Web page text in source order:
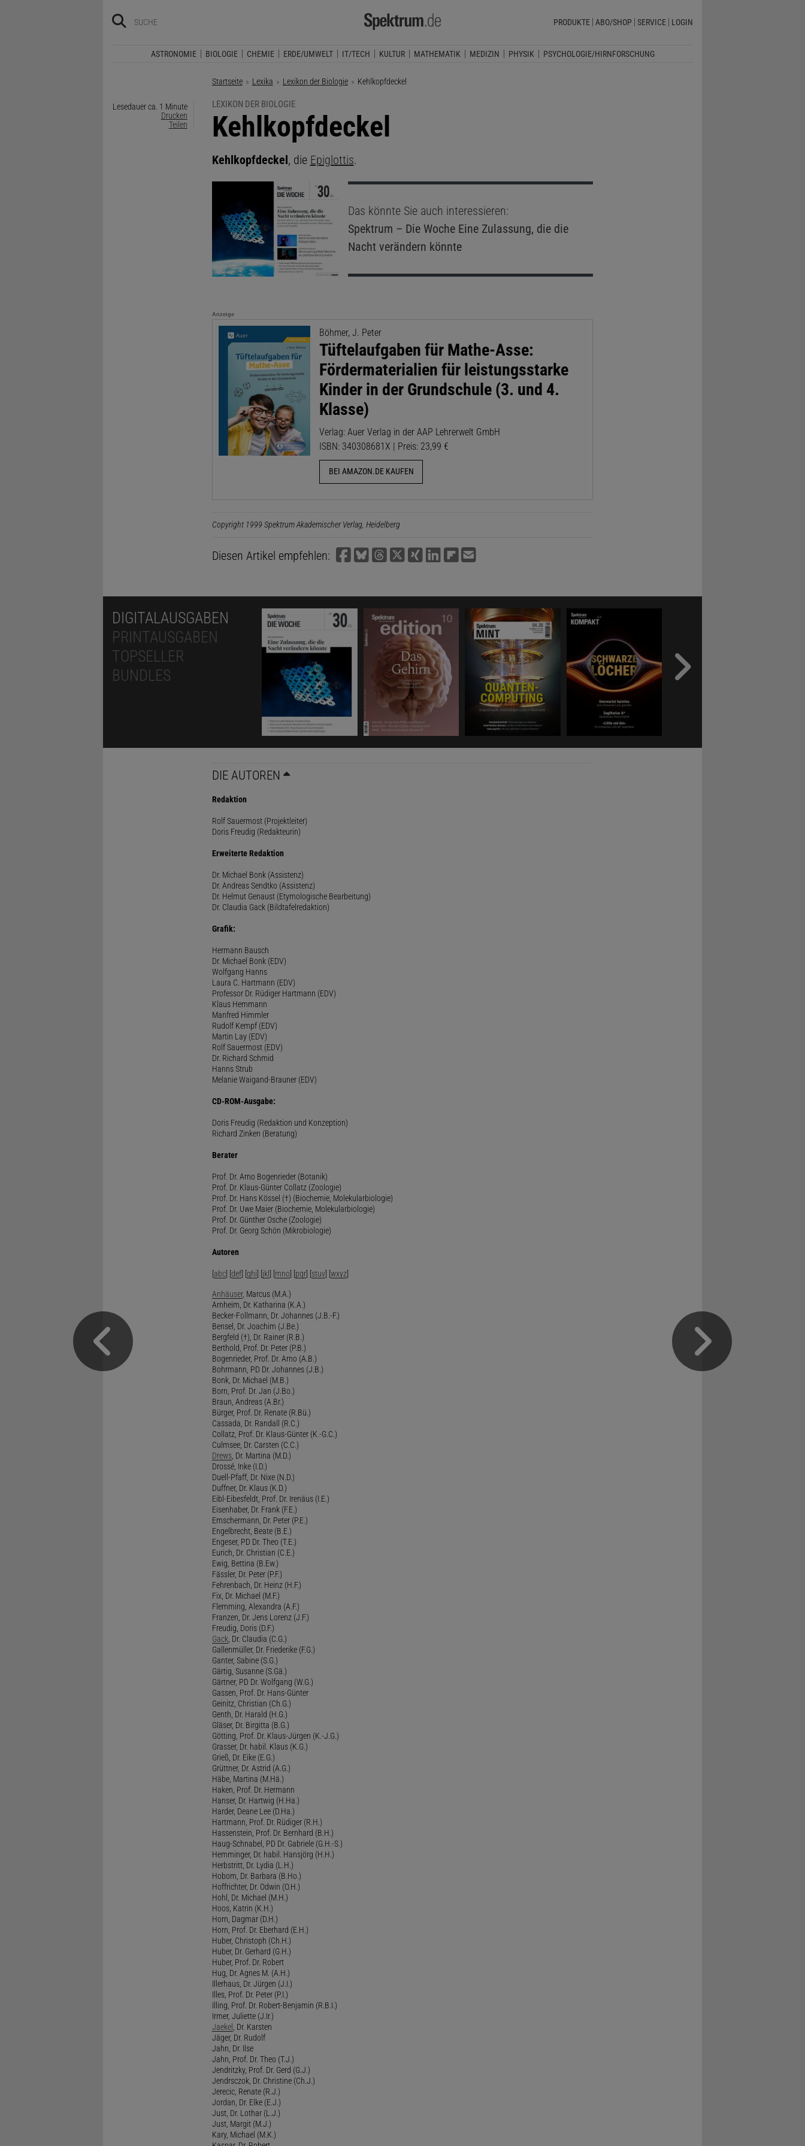
PRODUKTE ABO/SHOP SERVICE LOGIN
ASTRONOMIE BIOLOGIE CHEMIE ERDE/UMWELT IT/TECH KULTUR MATHEMATIK MEDIZIN PHYSIK PSYCHOLOGIE/HIRNFORSCHUNG
Startseite Lexika Lexikon der Biologie Aktuelle Seite:
Kehlkopfdeckel
Lesedauer ca. 1 Minute
Drucken
Teilen
LEXIKON DER BIOLOGIE
:
Kehlkopfdeckel
Kehlkopfdeckel, die Epiglottis.
Das könnte Sie auch interessieren:
Spektrum – Die WocheEine Zulassung, die die
Nacht verändern könnte
Anzeige
Böhmer, J. Peter
Tüftelaufgaben für Mathe-Asse:
Fördermaterialien für leistungsstarke
Kinder in der Grundschule (3. und 4.
Klasse)
Verlag: Auer Verlag in der AAP Lehrerwelt GmbH
ISBN: 340308681X | Preis: 23,99 €
BEI AMAZON.DE KAUFEN
Copyright 1999 Spektrum Akademischer Verlag, Heidelberg
Diesen Artikel empfehlen:
DIGITALAUSGABEN
PRINTAUSGABEN
TOPSELLER
BUNDLES
DIE AUTOREN
Redaktion
Rolf Sauermost (Projektleiter)
Doris Freudig (Redakteurin)
Erweiterte Redaktion
Dr. Michael Bonk (Assistenz)
Dr. Andreas Sendtko (Assistenz)
Dr. Helmut Genaust (Etymologische Bearbeitung)
Dr. Claudia Gack (Bildtafelredaktion)
Grafik:
Hermann Bausch
Dr. Michael Bonk (EDV)
Wolfgang Hanns
Laura C. Hartmann (EDV)
Professor Dr. Rüdiger Hartmann (EDV)
Klaus Hemmann
Manfred Himmler
Rudolf Kempf (EDV)
Martin Lay (EDV)
Rolf Sauermost (EDV)
Dr. Richard Schmid
Hanns Strub
Melanie Waigand-Brauner (EDV)
CD-ROM-Ausgabe:
Doris Freudig (Redaktion und Konzeption)
Richard Zinken (Beratung)
Berater
Prof. Dr. Arno Bogenrieder (Botanik)
Prof. Dr. Klaus-Günter Collatz (Zoologie)
Prof. Dr. Hans Kössel (†) (Biochemie, Molekularbiologie)
Prof. Dr. Uwe Maier (Biochemie, Molekularbiologie)
Prof. Dr. Günther Osche (Zoologie)
Prof. Dr. Georg Schön (Mikrobiologie)
Autoren
[abc] [def] [ghi] [jkl] [mno] [pqr] [stuv] [wxyz]
Anhäuser, Marcus (M.A.)
Arnheim, Dr. Katharina (K.A.)
Becker-Follmann, Dr. Johannes (J.B.-F.)
Bensel, Dr. Joachim (J.Be.)
Bergfeld (†), Dr. Rainer (R.B.)
Berthold, Prof. Dr. Peter (P.B.)
Bogenrieder, Prof. Dr. Arno (A.B.)
Bohrmann, PD Dr. Johannes (J.B.)
Bonk, Dr. Michael (M.B.)
Born, Prof. Dr. Jan (J.Bo.)
Braun, Andreas (A.Br.)
Bürger, Prof. Dr. Renate (R.Bü.)
Cassada, Dr. Randall (R.C.)
Collatz, Prof. Dr. Klaus-Günter (K.-G.C.)
Culmsee, Dr. Carsten (C.C.)
Drews, Dr. Martina (M.D.)
Drossé, Inke (I.D.)
Duell-Pfaff, Dr. Nixe (N.D.)
Duffner, Dr. Klaus (K.D.)
Eibl-Eibesfeldt, Prof. Dr. Irenäus (I.E.)
Eisenhaber, Dr. Frank (F.E.)
Emschermann, Dr. Peter (P.E.)
Engelbrecht, Beate (B.E.)
Engeser, PD Dr. Theo (T.E.)
Eurich, Dr. Christian (C.E.)
Ewig, Bettina (B.Ew.)
Fässler, Dr. Peter (P.F.)
Fehrenbach, Dr. Heinz (H.F.)
Fix, Dr. Michael (M.F.)
Flemming, Alexandra (A.F.)
Franzen, Dr. Jens Lorenz (J.F.)
Freudig, Doris (D.F.)
Gack, Dr. Claudia (C.G.)
Gallenmüller, Dr. Friederike (F.G.)
Ganter, Sabine (S.G.)
Gärtig, Susanne (S.Gä.)
Gärtner, PD Dr. Wolfgang (W.G.)
Gassen, Prof. Dr. Hans-Günter
Geinitz, Christian (Ch.G.)
Genth, Dr. Harald (H.G.)
Gläser, Dr. Birgitta (B.G.)
Götting, Prof. Dr. Klaus-Jürgen (K.-J.G.)
Grasser, Dr. habil. Klaus (K.G.)
Grieß, Dr. Eike (E.G.)
Grüttner, Dr. Astrid (A.G.)
Häbe, Martina (M.Hä.)
Haken, Prof. Dr. Hermann
Hanser, Dr. Hartwig (H.Ha.)
Harder, Deane Lee (D.Ha.)
Hartmann, Prof. Dr. Rüdiger (R.H.)
Hassenstein, Prof. Dr. Bernhard (B.H.)
Haug-Schnabel, PD Dr. Gabriele (G.H.-S.)
Hemminger, Dr. habil. Hansjörg (H.H.)
Herbstritt, Dr. Lydia (L.H.)
Hobom, Dr. Barbara (B.Ho.)
Hoffrichter, Dr. Odwin (O.H.)
Hohl, Dr. Michael (M.H.)
Hoos, Katrin (K.H.)
Horn, Dagmar (D.H.)
Horn, Prof. Dr. Eberhard (E.H.)
Huber, Christoph (Ch.H.)
Huber, Dr. Gerhard (G.H.)
Huber, Prof. Dr. Robert
Hug, Dr. Agnes M. (A.H.)
Illerhaus, Dr. Jürgen (J.I.)
Illes, Prof. Dr. Peter (P.I.)
Illing, Prof. Dr. Robert-Benjamin (R.B.I.)
Irmer, Juliette (J.Ir.)
Jaekel
, Dr. Karsten
Jäger, Dr. Rudolf
Jahn, Dr. Ilse
Jahn, Prof. Dr. Theo (T.J.)
Jendritzky, Prof. Dr. Gerd (G.J.)
Jendrsczok, Dr. Christine (Ch.J.)
Jerecic, Renate (R.J.)
Jordan, Dr. Elke (E.J.)
Just, Dr. Lothar (L.J.)
Just, Margit (M.J.)
Kary, Michael (M.K.)